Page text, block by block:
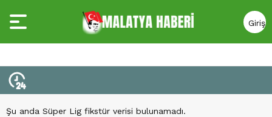
Giriş
Yap
Şu anda Süper Lig fikstür verisi bulunamadı.